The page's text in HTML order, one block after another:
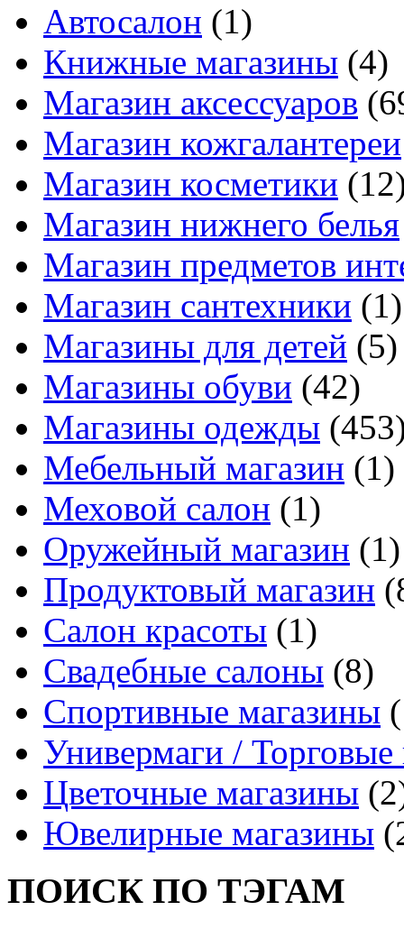
Автосалон (1)
Книжные магазины (4)
Магазин аксессуаров
Магазин кожгалантереи
Магазин косметики
Магазин нижнего белья
Магазин предметов
Магазин сантехники (1)
Магазины для детей (5)
Магазины обуви (42)
Магазины одежды
Мебельный магазин (1)
Меховой салон (1)
Оружейный магазин (1)
Продуктовый магазин
Салон красоты (1)
Свадебные салоны (8)
Спортивные магазины
Универмаги /
Цветочные магазины
Ювелирные магазины
ПОИСК ПО ТЭГАМ